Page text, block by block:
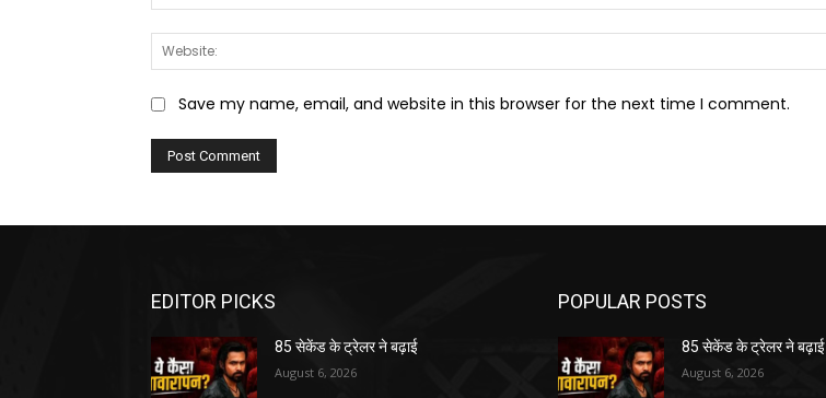
Save my name, email, and website in this browser for the next time I comment.
EDITOR PICKS
85 सेकेंड के ट्रेलर ने बढ़ाई
August 6, 2026
POPULAR POSTS
85 सेकेंड के ट्रेलर ने बढ़ाई
August 6, 2026